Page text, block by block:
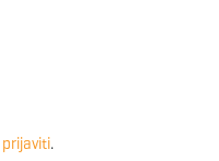
prijaviti.